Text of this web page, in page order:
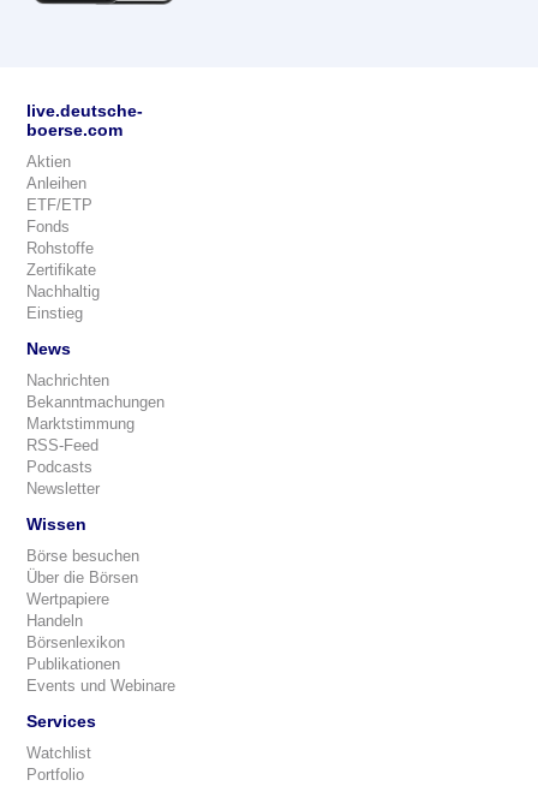
live.deutsche-
boerse.com
Aktien
Anleihen
ETF/ETP
Fonds
Rohstoffe
Zertifikate
Nachhaltig
Einstieg
News
Nachrichten
Bekanntmachungen
Marktstimmung
RSS-Feed
Podcasts
Newsletter
Wissen
Börse besuchen
Über die Börsen
Wertpapiere
Handeln
Börsenlexikon
Publikationen
Events und Webinare
Services
Watchlist
Portfolio